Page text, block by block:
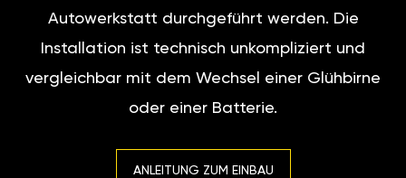
Autowerkstatt durchgeführt werden. Die
Installation ist technisch unkompliziert und
vergleichbar mit dem Wechsel einer Glühbirne
oder einer Batterie.
ANLEITUNG ZUM EINBAU